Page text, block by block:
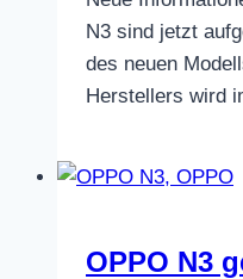
N3 sind jetzt
des neuen
Herstellers wird
OPPO N3